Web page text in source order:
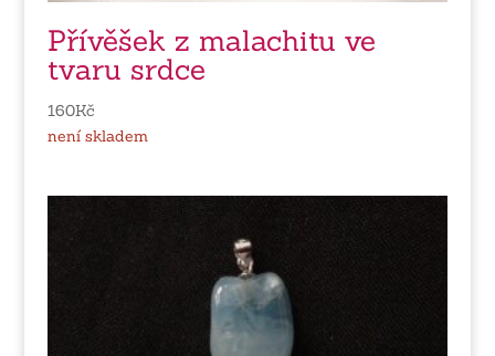
Přívěšek z malachitu ve
tvaru srdce
160Kč
není skladem